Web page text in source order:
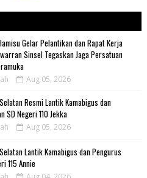
Gelar Pelantikan dan Rapat Kerja
Sinsel Tegaskan Jaga Persatuan
Aug 05, 2026
Resmi Lantik Kamabigus dan
SD Negeri 110 Jekka
Aug 05, 2026
Lantik Kamabigus dan Pengurus
115 Annie